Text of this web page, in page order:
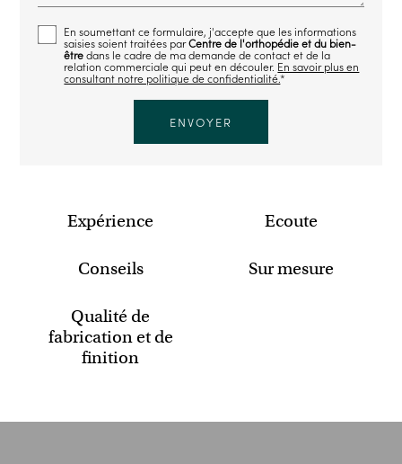
En soumettant ce formulaire, j'accepte que les informations
saisies soient traitées parCentre de l'orthopédie et du bien-
êtredans le cadre de ma demande de contact et de la
relation commerciale qui peut en découler. En savoir plus en
consultant notre politique de confidentialité.*
Expérience Ecoute
Conseils Sur mesure
Qualité de
fabrication et de
finition